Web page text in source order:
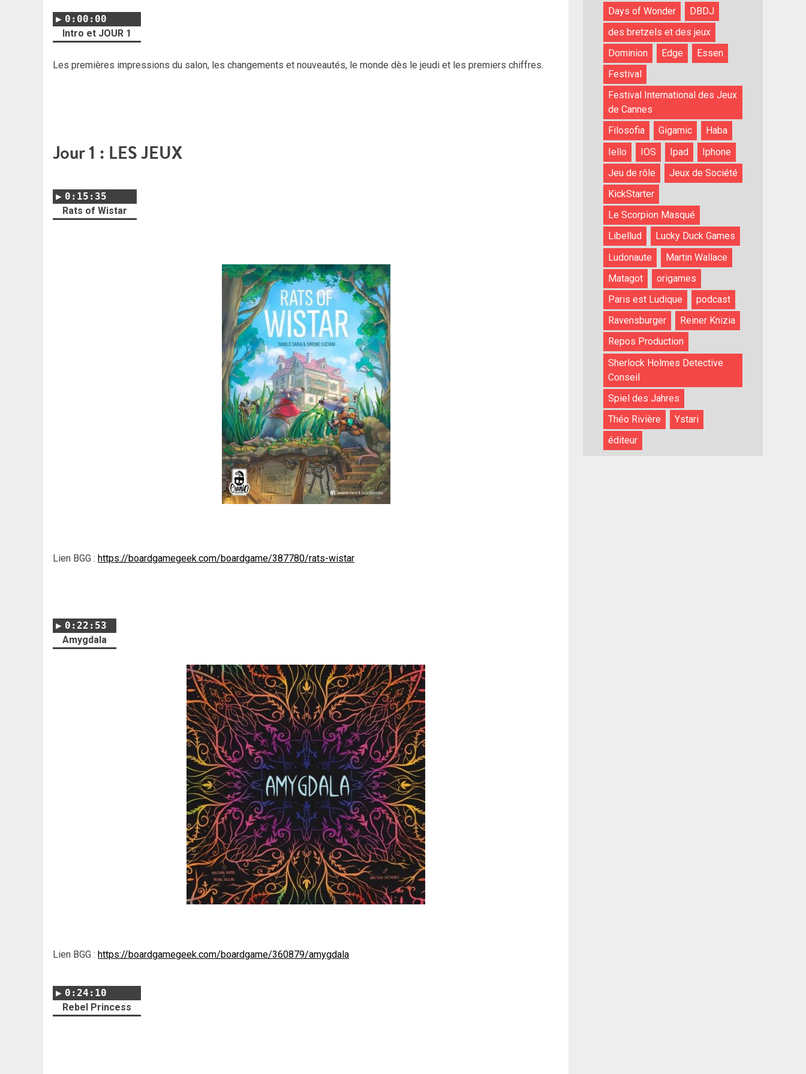
0:00:00
Intro et JOUR 1
Les premières impressions du salon, les changements et nouveautés, le monde dès le jeudi et les premiers chiffres.
Jour 1 : LES JEUX
0:15:35
Rats of Wistar
Lien BGG : https://boardgamegeek.com/boardgame/387780/rats-wistar
0:22:53
Amygdala
Lien BGG : https://boardgamegeek.com/boardgame/360879/amygdala
0:24:10
Rebel Princess
Days of Wonder
DBDJ
des bretzels et des jeux
Dominion
Edge
Essen
Festival
Festival International des Jeux
de Cannes
Filosofia
Gigamic
Haba
Iello
IOS Ipad
Iphone
Jeu de rôle
Jeux de Société
KickStarter
Le Scorpion Masqué
Libellud
Lucky Duck Games
Ludonaute
Martin Wallace
Matagot
origames
Paris est Ludique
podcast
Ravensburger
Reiner Knizia
Repos Production
Sherlock Holmes Detective
Conseil
Spiel des Jahres
Théo Rivière
Ystari
éditeur